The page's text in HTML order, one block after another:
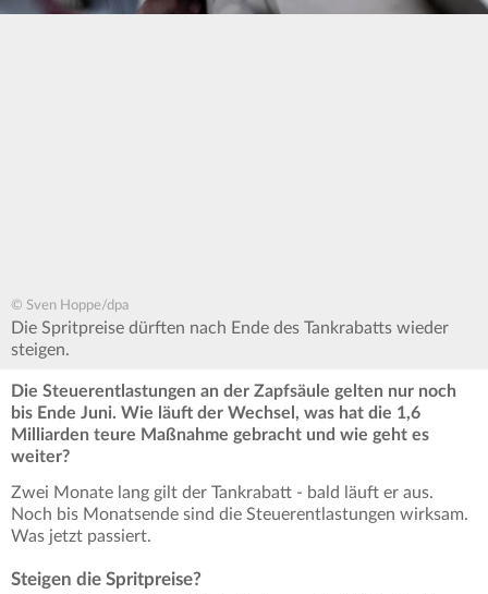
© Sven Hoppe/dpa
Die Spritpreise dürften nach Ende des Tankrabatts wieder
steigen.
Die Steuerentlastungen an der Zapfsäule gelten nur noch
bis Ende Juni. Wie läuft der Wechsel, was hat die 1,6
Milliarden teure Maßnahme gebracht und wie geht es
weiter?
Zwei Monate lang gilt der Tankrabatt - bald läuft er aus.
Noch bis Monatsende sind die Steuerentlastungen wirksam.
Was jetzt passiert.
Steigen die Spritpreise?